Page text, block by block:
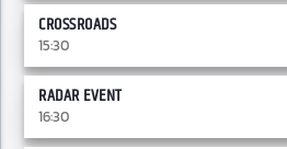
CROSSROADS
15:30
RADAR EVENT
16:30